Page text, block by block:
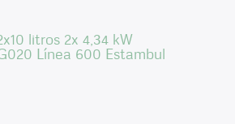
litros 2x 4,34 kW
Línea 600 Estambul